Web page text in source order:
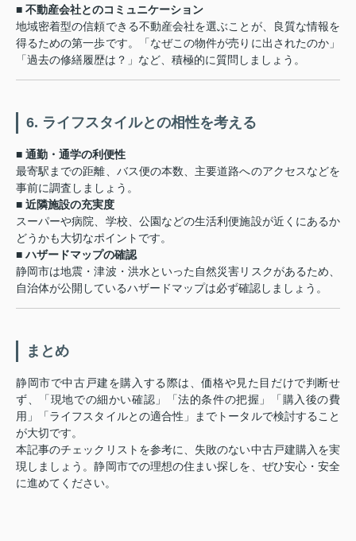
■ 不動産会社とのコミュニケーション
地域密着型の信頼できる不動産会社を選ぶことが、良質な情報を
得るための第一歩です。「なぜこの物件が売りに出されたのか」
「過去の修繕履歴は？」など、積極的に質問しましょう。
6. ライフスタイルとの相性を考える
■ 通勤・通学の利便性
最寄駅までの距離、バス便の本数、主要道路へのアクセスなどを
事前に調査しましょう。
■ 近隣施設の充実度
スーパーや病院、学校、公園などの生活利便施設が近くにあるか
どうかも大切なポイントです。
■ ハザードマップの確認
静岡市は地震・津波・洪水といった自然災害リスクがあるため、
自治体が公開しているハザードマップは必ず確認しましょう。
まとめ
静岡市で中古戸建を購入する際は、価格や見た目だけで判断せ
ず、「現地での細かい確認」「法的条件の把握」「購入後の費
用」「ライフスタイルとの適合性」までトータルで検討すること
が大切です。
本記事のチェックリストを参考に、失敗のない中古戸建購入を実
現しましょう。静岡市での理想の住まい探しを、ぜひ安心・安全
に進めてください。